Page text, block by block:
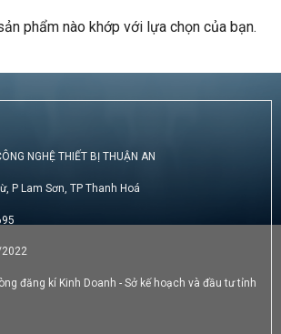
phẩm nào khớp với lựa chọn của bạn.
NGHỆ THIẾT BỊ THUẬN AN
P Lam Sơn, TP Thanh Hoá
đăng kí Kinh Doanh - Sở kế hoạch và đầu tư tỉnh